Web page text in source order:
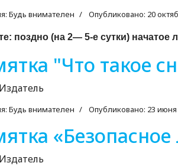
Будь внимателен Опубликовано: 20
поздно (на 2— 5-е сутки)
"Что такое
Издатель
Будь внимателен Опубликовано: 23 июня
«Безопасное
Издатель